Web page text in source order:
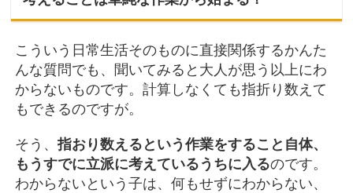
こういう日常生活そのものに直接関係するかんた
んな質問でも、聞いてみると大人が思う以上にわ
からないものです。計算しなくても指折り数えて
もできるのですが。
そう、指おり数えるという作業をすること自体、
もうすでに立派に考えているうちに入るのです。
わからないという子は、何もせずにわからない、